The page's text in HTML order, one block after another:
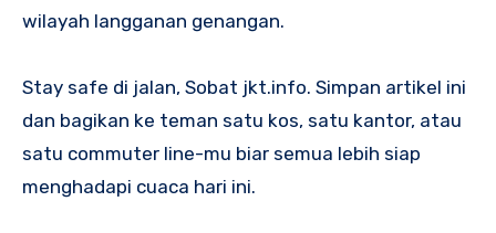
wilayah langganan genangan.
Stay safe di jalan, Sobat jkt.info. Simpan artikel ini
dan bagikan ke teman satu kos, satu kantor, atau
satu commuter line-mu biar semua lebih siap
menghadapi cuaca hari ini.